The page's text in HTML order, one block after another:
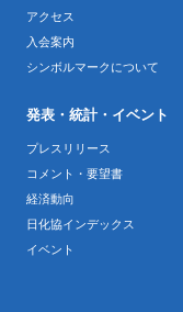
アクセス
入会案内
シンボルマークについて
発表・統計・イベント
プレスリリース
コメント・要望書
経済動向
日化協インデックス
イベント